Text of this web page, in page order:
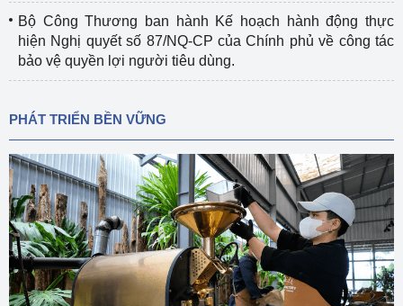
Bộ Công Thương ban hành Kế hoạch hành động thực
hiện Nghị quyết số 87/NQ-CP của Chính phủ về công tác
bảo vệ quyền lợi người tiêu dùng.
PHÁT TRIỂN BỀN VỮNG